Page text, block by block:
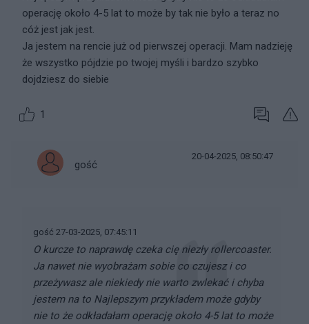
operację około 4-5 lat to może by tak nie było a teraz no
cóż jest jak jest.
Ja jestem na rencie już od pierwszej operacji. Mam nadzieję
że wszystko pójdzie po twojej myśli i bardzo szybko
dojdziesz do siebie
1
gość
20-04-2025, 08:50:47
gość 27-03-2025, 07:45:11
O kurcze to naprawdę czeka cię niezły rollercoaster.
Ja nawet nie wyobrażam sobie co czujesz i co
przeżywasz ale niekiedy nie warto zwlekać i chyba
jestem na to Najlepszym przykładem może gdyby
nie to że odkładałam operację około 4-5 lat to może